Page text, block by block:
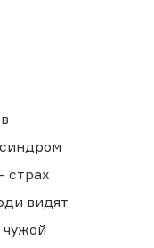
страх
видят